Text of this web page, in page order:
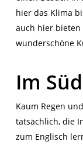
hier das Klima
auch hier
wunderschöne
Im
Kaum Regen
tatsächlich, die
zum Englisch